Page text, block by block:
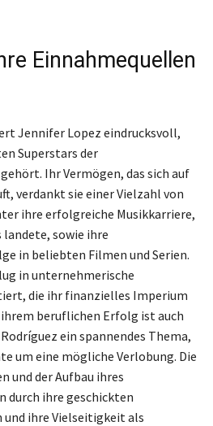
Einnahmequellen
Jennifer Lopez eindrucksvoll,
Superstars der
Ihr Vermögen, das sich auf
verdankt sie einer Vielzahl von
ihre erfolgreiche Musikkarriere,
sowie ihre
in beliebten Filmen und Serien.
in unternehmerische
die ihr finanzielles Imperium
beruflichen Erfolg ist auch
ein spannendes Thema,
um eine mögliche Verlobung. Die
und der Aufbau ihres
durch ihre geschickten
ihre Vielseitigkeit als